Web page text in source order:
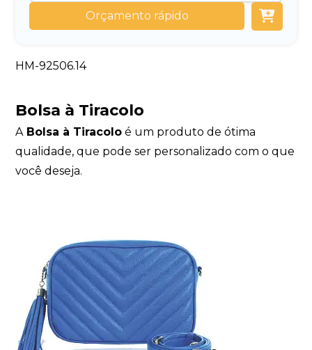
Orçamento rápido
HM-92506.14
Bolsa à Tiracolo
ABolsa à Tiracolo é um produto de ótima
qualidade, que pode ser personalizado com o que
você deseja.